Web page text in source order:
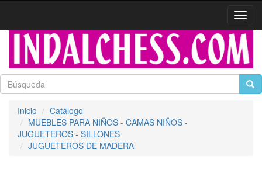
Inicio
Catálogo
MUEBLES PARA NIÑOS - CAMAS NIÑOS -
JUGUETEROS - SILLONES
JUGUETEROS DE MADERA